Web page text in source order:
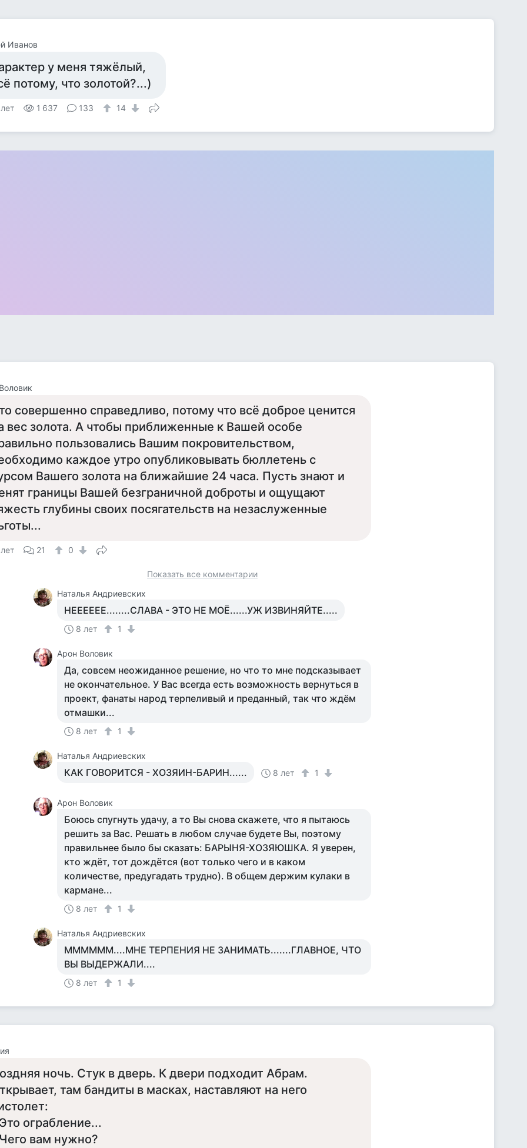
Иванов
у меня тяжёлый,
потому, что золотой?...)
1 637 133 14
совершенно справедливо, потому что всё доброе ценится
вес золота. А чтобы приближенные к Вашей особе
пользовались Вашим покровительством,
каждое утро опубликовывать бюллетень с
Вашего золота на ближайшие 24 часа. Пусть знают и
границы Вашей безграничной доброты и ощущают
глубины своих посягательств на незаслуженные
21 0
Показать все комментарии
Наталья Андриевских
НЕЕЕЕЕЕ........СЛАВА - ЭТО НЕ МОЁ......УЖ ИЗВИНЯЙТЕ.....
8 лет 1
Арон Воловик
Да, совсем неожиданное решение, но что то мне подсказывает
не окончательное. У Вас всегда есть возможность вернуться в
проект, фанаты народ терпеливый и преданный, так что ждём
отмашки...
8 лет 1
Наталья Андриевских
КАК ГОВОРИТСЯ - ХОЗЯИН-БАРИН...... 8 лет 1
Арон Воловик
Боюсь спугнуть удачу, а то Вы снова скажете, что я пытаюсь
решить за Вас. Решать в любом случае будете Вы, поэтому
правильнее было бы сказать: БАРЫНЯ-ХОЗЯЮШКА. Я уверен,
кто ждёт, тот дождётся (вот только чего и в каком
количестве, предугадать трудно). В общем держим кулаки в
кармане...
8 лет 1
Наталья Андриевских
ММММММ....МНЕ ТЕРПЕНИЯ НЕ ЗАНИМАТЬ.......ГЛАВНОЕ, ЧТО
ВЫ ВЫДЕРЖАЛИ....
8 лет 1
ночь. Стук в дверь. К двери подходит Абрам.
там бандиты в масках, наставляют на него
ограбление...
вам нужно?